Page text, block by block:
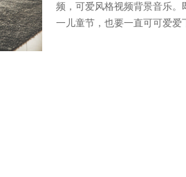
频，可爱风格视频背景音乐。
一儿童节，也要一直可可爱爱